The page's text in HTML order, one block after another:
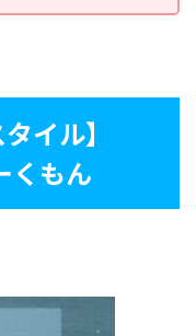
イル】
くもん